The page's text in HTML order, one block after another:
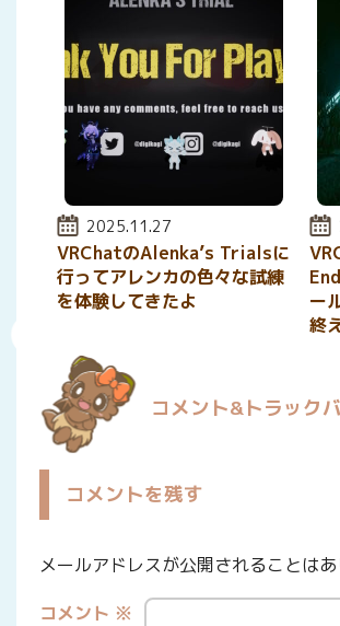
投稿日:
2025.11.27
VRChatのAlenka’s Trialsに
行ってアレンカの色々な試練
を体験してきたよ
ー
終
コメント&トラック
コメントを残す
メールアドレスが公開されることはあ
コメント ※